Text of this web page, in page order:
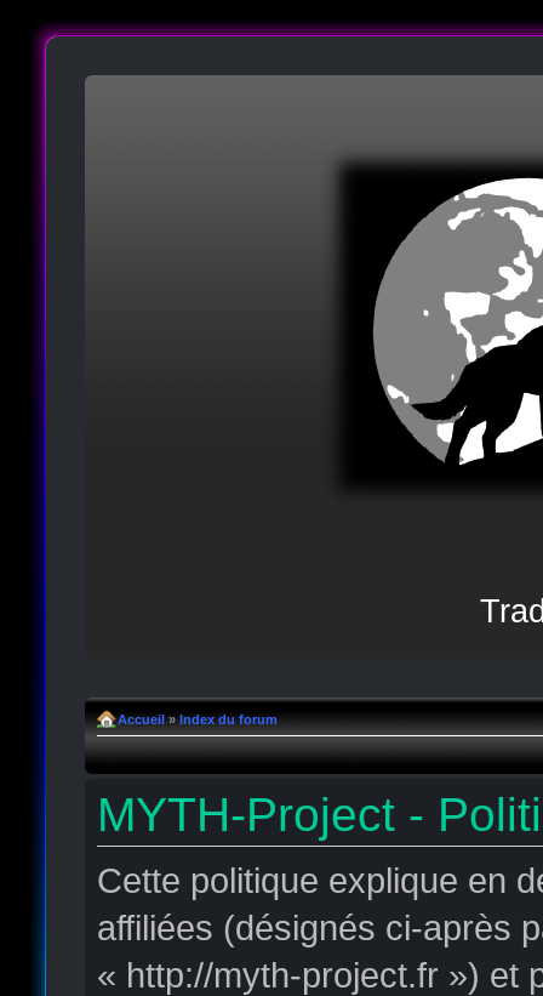
Accueil » Index du forum
MYTH-Project -
Cette politique explique en
affiliées (désignés ci-après
« http://myth-project.fr ») et